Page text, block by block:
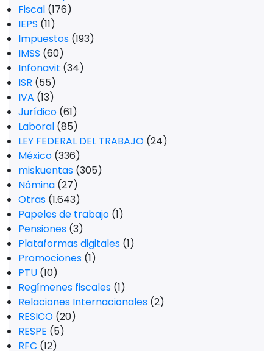
Fiscal (176)
IEPS (11)
Impuestos (193)
IMSS (60)
Infonavit (34)
ISR (55)
IVA (13)
Jurídico (61)
Laboral (85)
LEY FEDERAL DEL TRABAJO (24)
México (336)
miskuentas (305)
Nómina (27)
Otras (1.643)
Papeles de trabajo (1)
Pensiones (3)
Plataformas digitales (1)
Promociones (1)
PTU (10)
Regímenes fiscales (1)
Relaciones Internacionales (2)
RESICO (20)
RESPE (5)
RFC (12)